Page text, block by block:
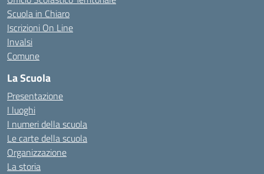
Scuola in Chiaro
Iscrizioni On Line
Invalsi
Comune
La Scuola
Presentazione
I luoghi
I numeri della scuola
Le carte della scuola
Organizzazione
La storia